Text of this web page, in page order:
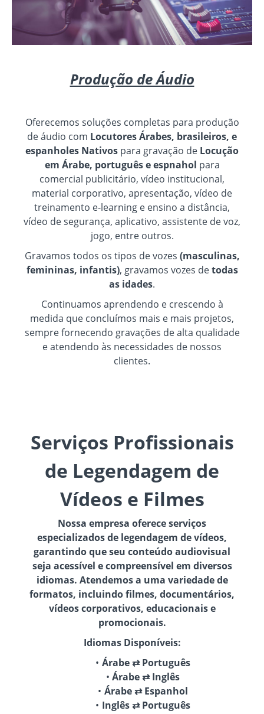
Produção de Áudio
Oferecemos soluções completas para produção
de áudio com Locutores Árabes, brasileiros, e
espanholes Nativos para gravação de Locução
em Árabe, português e espnahol para
comercial publicitário, vídeo institucional,
material corporativo, apresentação, vídeo de
treinamento e-learning e ensino a distância,
vídeo de segurança, aplicativo, assistente de voz,
jogo, entre outros.
Gravamos todos os tipos de vozes (masculinas,
femininas, infantis), gravamos vozes detodas
as idades.
Continuamos aprendendo e crescendo à
medida que concluímos mais e mais projetos,
sempre fornecendo gravações de alta qualidade
e atendendo às necessidades de nossos
clientes.
Serviços Profissionais
de Legendagem de
Vídeos e Filmes
Nossa empresa oferece serviços
especializados de legendagem de vídeos,
garantindo que seu conteúdo audiovisual
seja acessível e compreensível em diversos
idiomas. Atendemos a uma variedade de
formatos, incluindo filmes, documentários,
vídeos corporativos, educacionais e
promocionais.
Idiomas Disponíveis:
Árabe ⇄ Português
Árabe ⇄ Inglês
Árabe ⇄ Espanhol
Inglês ⇄ Português